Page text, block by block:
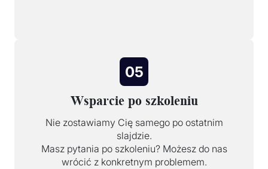
05
Wsparcie po szkoleniu
Nie zostawiamy Cię samego po ostatnim
slajdzie.
Masz pytania po szkoleniu? Możesz do nas
wrócić z konkretnym problemem.